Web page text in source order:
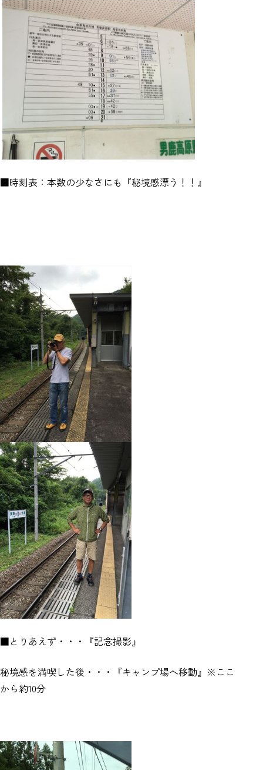
■時刻表：本数の少なさにも『秘境感漂う！！』
■とりあえず・・・『記念撮影』
秘境感を満喫した後・・・『キャンプ場へ移動』※ここ
から約10分